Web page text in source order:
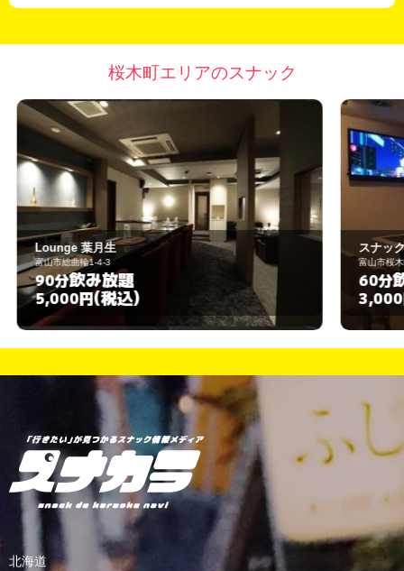
桜木町エリアのスナック
スナック ゆか
富山市桜木町１２－５
60分飲み放題
3,000円(税込)
北海道